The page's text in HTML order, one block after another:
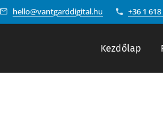
hello@vantgarddigital.hu +36 1
Kezdőlap